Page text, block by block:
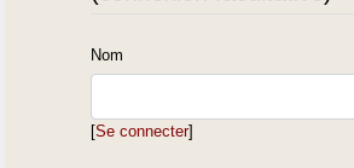
Nom
[Se connecter]